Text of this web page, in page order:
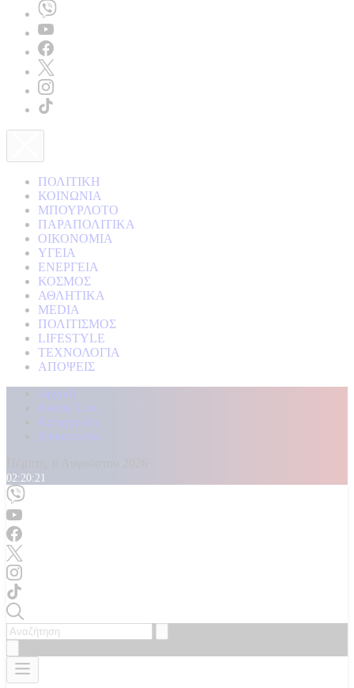
ΠΟΛΙΤΙΚΗ
ΚΟΙΝΩΝΙΑ
ΜΠΟΥΡΛΟΤΟ
ΠΑΡΑΠΟΛΙΤΙΚΑ
ΟΙΚΟΝΟΜΙΑ
ΥΓΕΙΑ
ΕΝΕΡΓΕΙΑ
ΚΟΣΜΟΣ
ΑΘΛΗΤΙΚΑ
MEDIA
ΠΟΛΙΤΙΣΜΟΣ
LIFESTYLE
ΤΕΧΝΟΛΟΓΙΑ
ΑΠΟΨΕΙΣ
Αρχική
Kontra Live
Καταγγελίες
Επικοινωνία
02:20:23